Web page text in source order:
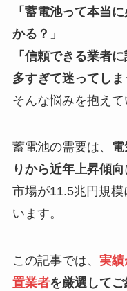
「蓄電池って本当
かる？」
「信頼できる業者
多すぎて迷ってしま
そんな悩みを抱えて
蓄電池の需要は、
りから近年上昇傾向
市場が11.5兆円規
います。
この記事では、 実績
置業者を厳選してご